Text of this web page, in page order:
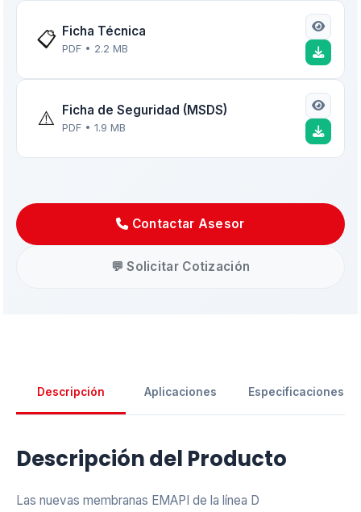
📋 Ficha Técnica
PDF • 2.2 MB
⚠️ Ficha de Seguridad (MSDS)
PDF • 1.9 MB
Contactar Asesor
💬 Solicitar Cotización
Descripción Aplicaciones Especificaciones
Descripción del Producto
Las nuevas membranas EMAPI de la línea D
En línea ahora